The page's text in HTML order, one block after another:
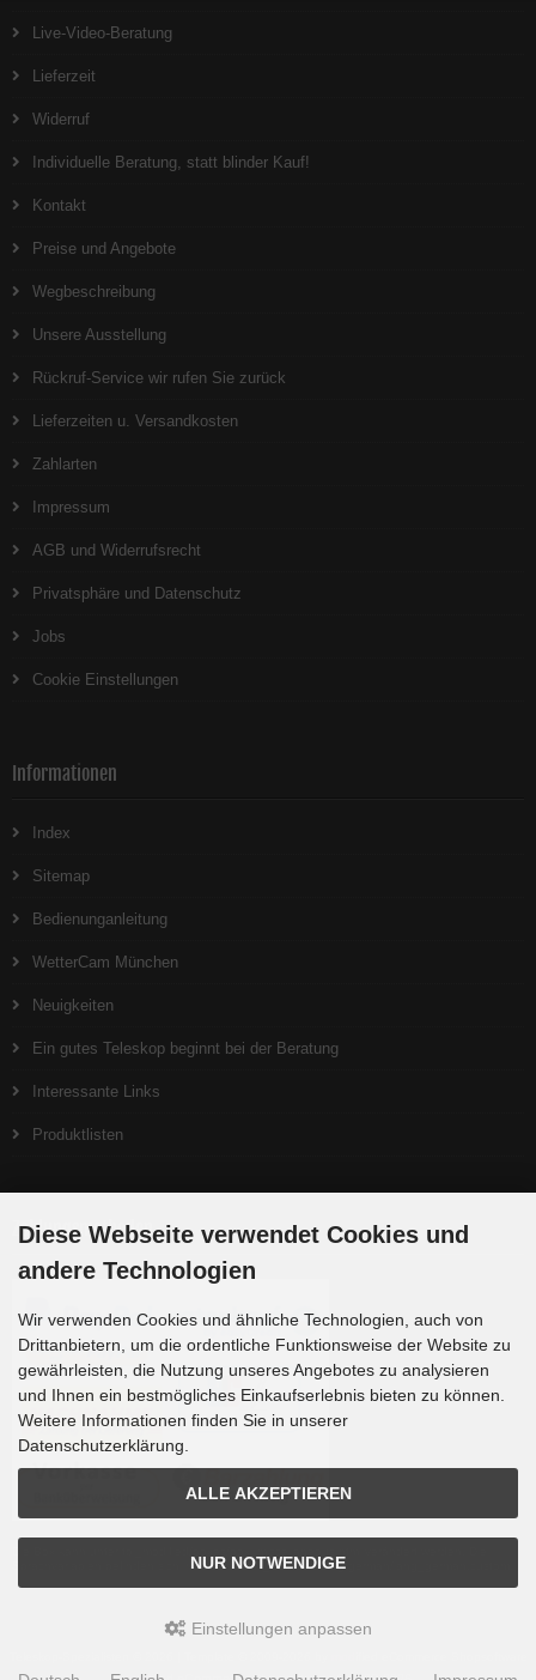
Live-Video-Beratung
Lieferzeit
Widerruf
Individuelle Beratung, statt blinder Kauf!
Kontakt
Preise und Angebote
Wegbeschreibung
Unsere Ausstellung
Rückruf-Service wir rufen Sie zurück
Lieferzeiten u. Versandkosten
Zahlarten
Impressum
AGB und Widerrufsrecht
Privatsphäre und Datenschutz
Jobs
Cookie Einstellungen
Informationen
Index
Sitemap
Bedienunganleitung
WetterCam München
Neuigkeiten
Ein gutes Teleskop beginnt bei der Beratung
Interessante Links
Produktlisten
Zahlungsmethoden
Sprachvariablen befinden sich in der Datei tpl_modified/lang/german/lang_german.custom.
Diese Webseite verwendet Cookies und
andere Technologien
Wir verwenden Cookies und ähnliche Technologien, auch von
Drittanbietern, um die ordentliche Funktionsweise der Website zu
gewährleisten, die Nutzung unseres Angebotes zu analysieren
und Ihnen ein bestmögliches Einkaufserlebnis bieten zu können.
Weitere Informationen finden Sie in unserer
Datenschutzerklärung.
ALLE AKZEPTIEREN
NUR NOTWENDIGE
Einstellungen anpassen